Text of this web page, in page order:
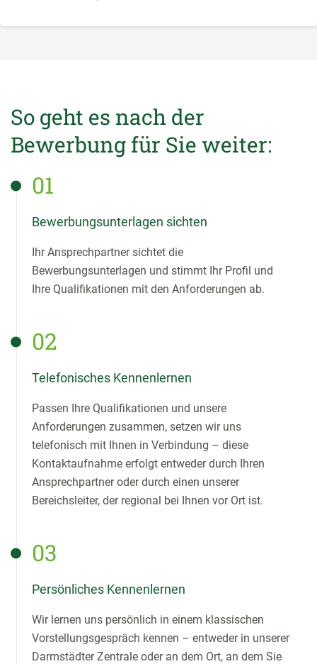
So geht es nach der
Bewerbung für Sie weiter:
01
Bewerbungsunterlagen sichten
Ihr Ansprechpartner sichtet die
Bewerbungsunterlagen und stimmt Ihr Profil und
Ihre Qualifikationen mit den Anforderungen ab.
02
Telefonisches Kennenlernen
Passen Ihre Qualifikationen und unsere
Anforderungen zusammen, setzen wir uns
telefonisch mit Ihnen in Verbindung – diese
Kontaktaufnahme erfolgt entweder durch Ihren
Ansprechpartner oder durch einen unserer
Bereichsleiter, der regional bei Ihnen vor Ort ist.
03
Persönliches Kennenlernen
Wir lernen uns persönlich in einem klassischen
Vorstellungsgespräch kennen – entweder in unserer
Darmstädter Zentrale oder an dem Ort, an dem Sie